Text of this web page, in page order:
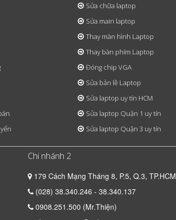
Sửa chữa laptop
Sửa main laptop
Thay màn hình Laptop
Thay bàn phím Laptop
Đóng chip VGA
Sửa bản lề Laptop
Sửa laptop uy tín HCM
Sửa laptop Quận 1 uy tín
Sửa laptop Quận 3 uy tín
Chi nhánh 2
179 Cách Mạng Tháng 8, P.5, Q.3, TP.HCM
(028) 38.340.246 - 38.340.137
0908.251.500 (Mr.Thiện)